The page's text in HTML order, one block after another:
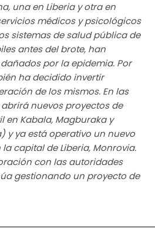
una en Liberia y otra en
médicos y psicológicos
sistemas de salud pública de
antes del brote, han
por la epidemia. Por
ha decidido invertir
de los mismos. En las
abrirá nuevos proyectos de
Kabala, Magburaka y
y ya está operativo un nuevo
capital de Liberia, Monrovia.
con las autoridades
gestionando un proyecto de